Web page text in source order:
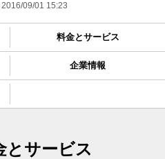
2016/09/01 15:23
料金とサービス
企業情報
とサービス